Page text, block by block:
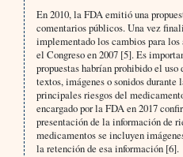
En 2010, la FDA emitió una
comentarios públicos. Una vez
implementado los cambios para
el Congreso en 2007 [5]. Es
propuestas habrían prohibido el
textos, imágenes o sonidos
principales riesgos del
encargado por la FDA en 2017
presentación de la información de
medicamentos se incluyen
la retención de esa información [6].